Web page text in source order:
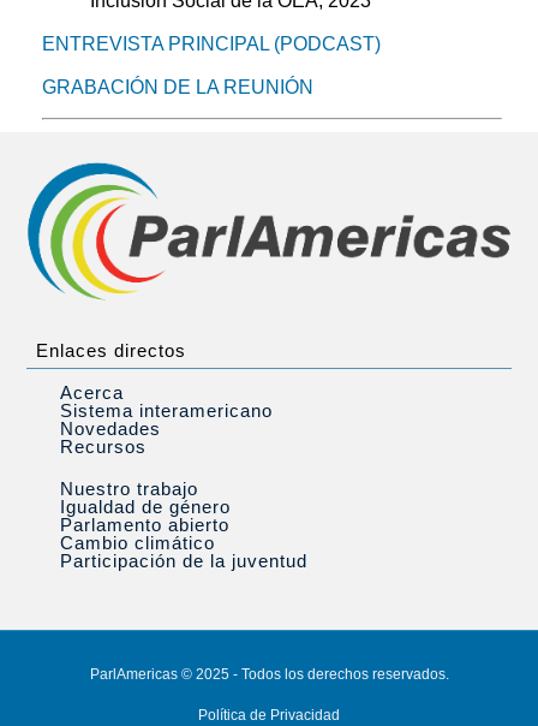
ENTREVISTA PRINCIPAL (PODCAST)
GRABACIÓN DE LA REUNIÓN
Enlaces directos
Acerca
Sistema interamericano
Novedades
Recursos
Nuestro trabajo
Igualdad de género
Parlamento abierto
Cambio climático
Participación de la juventud
ParlAmericas © 2025 - Todos los derechos reservados.
Política de Privacidad